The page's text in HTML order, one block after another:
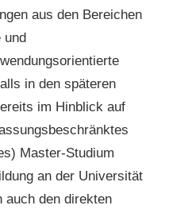
aus den Bereichen
und
in den späteren
im Hinblick auf
Master-Studium
an der Universität
auch den direkten